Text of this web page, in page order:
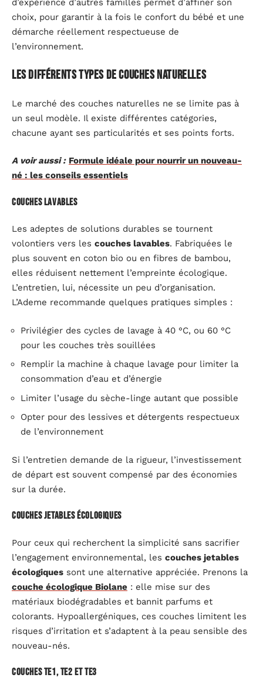
choix, pour garantir à la fois le confort du bébé et une
démarche réellement respectueuse de
l’environnement.
Les différents types de couches naturelles
Le marché des couches naturelles ne se limite pas à
un seul modèle. Il existe différentes catégories,
chacune ayant ses particularités et ses points forts.
A voir aussi : Formule idéale pour nourrir un nouveau-
né : les conseils essentiels
Couches lavables
Les adeptes de solutions durables se tournent
volontiers vers les couches lavables. Fabriquées le
plus souvent en coton bio ou en fibres de bambou,
elles réduisent nettement l’empreinte écologique.
L’entretien, lui, nécessite un peu d’organisation.
L’Ademe recommande quelques pratiques simples :
Privilégier des cycles de lavage à 40 °C, ou 60 °C
pour les couches très souillées
Remplir la machine à chaque lavage pour limiter la
consommation d’eau et d’énergie
Limiter l’usage du sèche-linge autant que possible
Opter pour des lessives et détergents respectueux
de l’environnement
Si l’entretien demande de la rigueur, l’investissement
de départ est souvent compensé par des économies
sur la durée.
Couches jetables écologiques
Pour ceux qui recherchent la simplicité sans sacrifier
l’engagement environnemental, les couches jetables
écologiques sont une alternative appréciée. Prenons la
couche écologique Biolane : elle mise sur des
matériaux biodégradables et bannit parfums et
colorants. Hypoallergéniques, ces couches limitent les
risques d’irritation et s’adaptent à la peau sensible des
nouveau-nés.
Couches TE1, TE2 et TE3